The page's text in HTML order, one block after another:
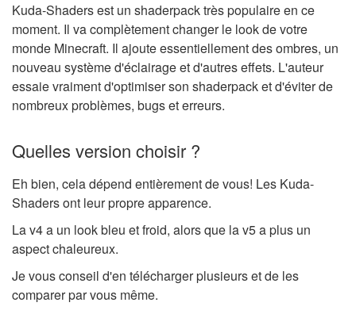
Kuda-Shaders est un shaderpack très populaire en ce
moment. Il va complètement changer le look de votre
monde Minecraft. Il ajoute essentiellement des ombres, un
nouveau système d'éclairage et d'autres effets. L'auteur
essaie vraiment d'optimiser son shaderpack et d'éviter de
nombreux problèmes, bugs et erreurs.
Quelles version choisir ?
Eh bien, cela dépend entièrement de vous! Les Kuda-
Shaders ont leur propre apparence.
La v4 a un look bleu et froid, alors que la v5 a plus un
aspect chaleureux.
Je vous conseil d'en télécharger plusieurs et de les
comparer par vous même.